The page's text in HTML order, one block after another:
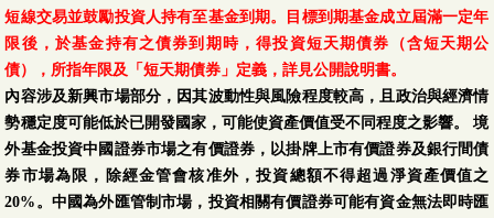
第一金全球eSports電
08/05 21.75 -0.29 -1.32 %
第一金全球eSports電
競基金-美元-N
08/05 19.7268 -0.1759 -0.88 %
第一金全球eSports電
競基金-新臺幣
08/05 21.75 -0.29 -1.32 %
短線交易並鼓勵投資人持有至基金到期。目標到期基金成立屆滿一定年
限後，於基金持有之債券到期時，得投資短天期債券（含短天期公
債），所指年限及「短天期債券」定義，詳見公開說明書。
內容涉及新興市場部分，因其波動性與風險程度較高，且政治與經濟情
勢穩定度可能低於已開發國家，可能使資產價值受不同程度之影響。 境
外基金投資中國證券市場之有價證券，以掛牌上市有價證券及銀行間債
券市場為限，除經金管會核准外，投資總額不得超過淨資產價值之
20%。中國為外匯管制市場，投資相關有價證券可能有資金無法即時匯